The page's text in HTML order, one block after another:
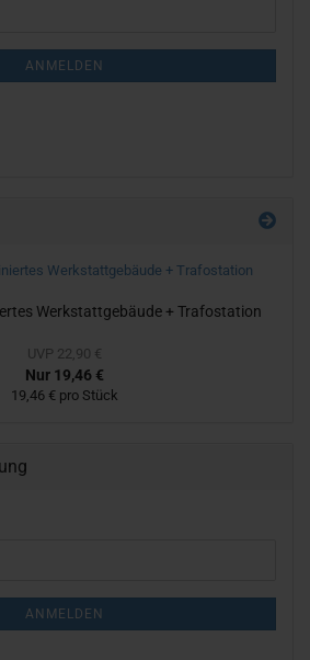
ANMELDEN
Werk­statt­ge­bäu­de + Tra­fo­sta­ti­on
UVP 22,90 €
Nur 19,46 €
19,46 € pro Stück
ANMELDEN